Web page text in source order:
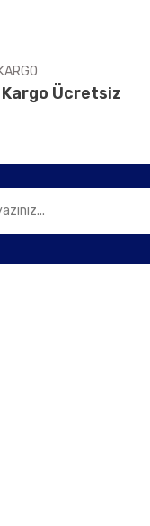
Ücretsiz